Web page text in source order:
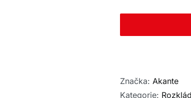
Značka: Akante
Kategorie: